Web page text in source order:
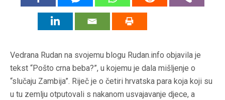
Vedrana Rudan na svojemu blogu Rudan.info objavila je
tekst “Pošto crna beba?”, u kojemu je dala mišljenje o
“slučaju Zambija”. Riječ je o četiri hrvatska para koja koji su
u tu zemlju otputovali s nakanom usvajavanje djece, a